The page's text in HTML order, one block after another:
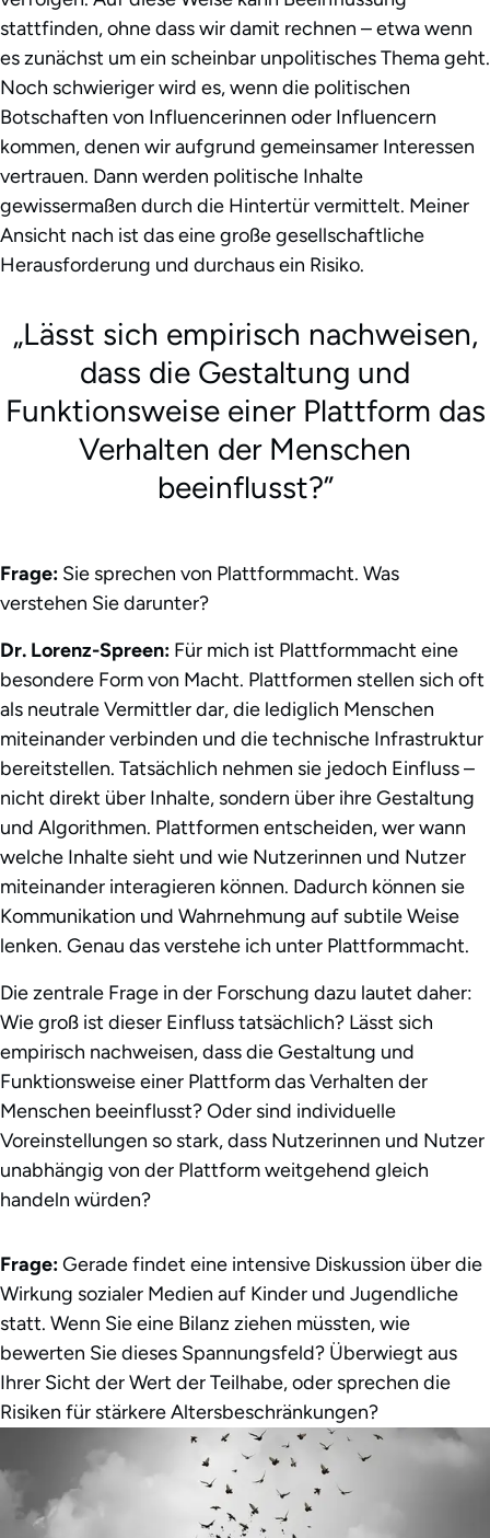
stattfinden, ohne dass wir damit rechnen – etwa wenn
es zunächst um ein scheinbar unpolitisches Thema geht.
Noch schwieriger wird es, wenn die politischen
Botschaften von Influencerinnen oder Influencern
kommen, denen wir aufgrund gemeinsamer Interessen
vertrauen. Dann werden politische Inhalte
gewissermaßen durch die Hintertür vermittelt. Meiner
Ansicht nach ist das eine große gesellschaftliche
Herausforderung und durchaus ein Risiko.
Lässt sich empirisch nachweisen,
dass die Gestaltung und
Funktionsweise einer Plattform das
Verhalten der Menschen
beeinflusst?
Frage: Sie sprechen von Plattformmacht. Was
verstehen Sie darunter?
Dr. Lorenz-Spreen: Für mich ist Plattformmacht eine
besondere Form von Macht. Plattformen stellen sich oft
als neutrale Vermittler dar, die lediglich Menschen
miteinander verbinden und die technische Infrastruktur
bereitstellen. Tatsächlich nehmen sie jedoch Einfluss –
nicht direkt über Inhalte, sondern über ihre Gestaltung
und Algorithmen. Plattformen entscheiden, wer wann
welche Inhalte sieht und wie Nutzerinnen und Nutzer
miteinander interagieren können. Dadurch können sie
Kommunikation und Wahrnehmung auf subtile Weise
lenken. Genau das verstehe ich unter Plattformmacht.
Die zentrale Frage in der Forschung dazu lautet daher:
Wie groß ist dieser Einfluss tatsächlich? Lässt sich
empirisch nachweisen, dass die Gestaltung und
Funktionsweise einer Plattform das Verhalten der
Menschen beeinflusst? Oder sind individuelle
Voreinstellungen so stark, dass Nutzerinnen und Nutzer
unabhängig von der Plattform weitgehend gleich
handeln würden?
Frage:Gerade findet eine intensive Diskussion über die
Wirkung sozialer Medien auf Kinder und Jugendliche
statt. Wenn Sie eine Bilanz ziehen müssten, wie
bewerten Sie dieses Spannungsfeld? Überwiegt aus
Ihrer Sicht der Wert der Teilhabe, oder sprechen die
Risiken für stärkere Altersbeschränkungen?